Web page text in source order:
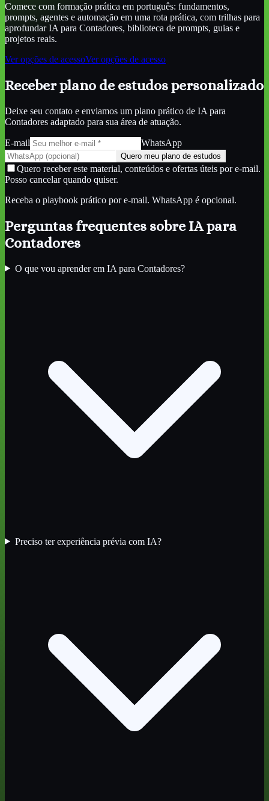
Comece com formação prática em português: fundamentos,
prompts, agentes e automação em uma rota prática, com trilhas para
aprofundarIA para Contadores, biblioteca de prompts, guias e
projetos reais.
Ver opções de acessoVer opções de acesso
Receber plano de estudos personalizado
Deixe seu contato e enviamos um plano prático de IA para
Contadores adaptado para sua área de atuação.
E-mail WhatsApp
Quero meu plano de estudos
Quero receber este material, conteúdos e ofertas úteis por e-mail.
Posso cancelar quando quiser.
Receba o playbook prático por e-mail. WhatsApp é opcional.
Perguntas frequentes sobre IA para
Contadores
O que vou aprender em IA para Contadores?
Preciso ter experiência prévia com IA?